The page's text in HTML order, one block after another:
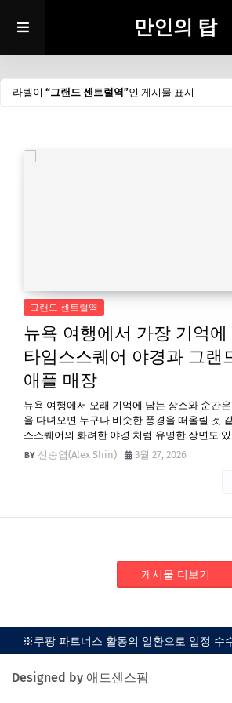
만인의 탑
라벨이 그랜드 센트럴역 인 게시물 표시
그랜드 센트럴역
뉴욕 여행에서 가장 기억
타임스스퀘어 야경과 그랜
애플 매장
뉴욕 여행에서 오래 기억에 남는 장소와 순간
을 다녀오면 누구나 비슷한 풍경을 떠올릴 것
스스퀘어의 화려한 야경 처럼 유명한 장면도
신승엽(Alex Shin)
3월 27, 2026
게시물 더보기
※쿠팡 파트너스 활동의 일환으로 일정 수
Designed by 애드센스팜